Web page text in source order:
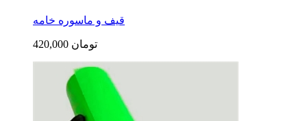
قیف و ماسوره خامه
420,000 تومان